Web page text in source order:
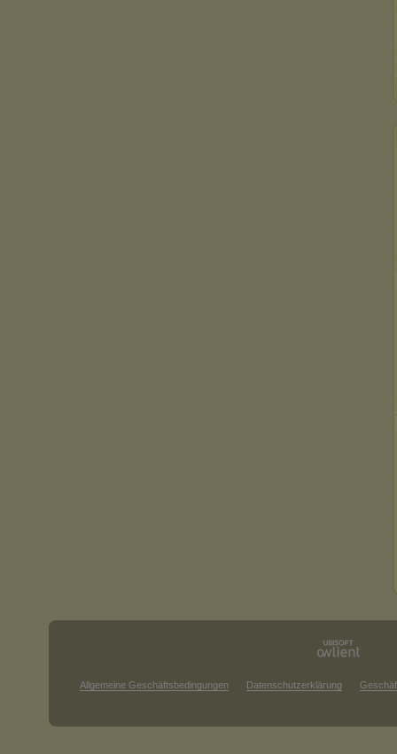
Allgemeine Geschäftsbedingungen Datenschutzerklärung